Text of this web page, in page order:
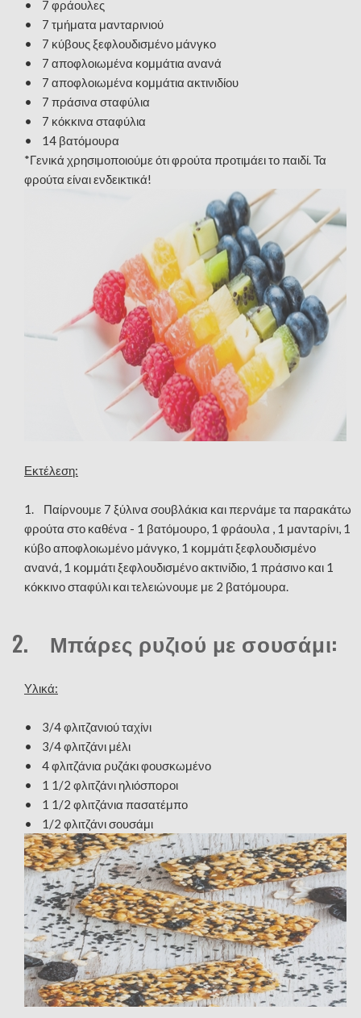
• 7 φράουλες
• 7 τμήματα μανταρινιού
• 7 κύβους ξεφλουδισμένο μάνγκο
• 7 αποφλοιωμένα κομμάτια ανανά
• 7 αποφλοιωμένα κομμάτια ακτινιδίου
• 7 πράσινα σταφύλια
• 7 κόκκινα σταφύλια
• 14 βατόμουρα
*Γενικά χρησιμοποιούμε ότι φρούτα προτιμάει το παιδί. Τα
φρούτα είναι ενδεικτικά!
Εκτέλεση:
1. Παίρνουμε 7 ξύλινα σουβλάκια και περνάμε τα παρακάτω
φρούτα στο καθένα - 1 βατόμουρο, 1 φράουλα , 1 μανταρίνι, 1
κύβο αποφλοιωμένο μάνγκο, 1 κομμάτι ξεφλουδισμένο
ανανά, 1 κομμάτι ξεφλουδισμένο ακτινίδιο, 1 πράσινο και 1
κόκκινο σταφύλι και τελειώνουμε με 2 βατόμουρα.
2. Μπάρες ρυζιού με σουσάμι:
Υλικά:
• 3/4 φλιτζανιού ταχίνι
• 3/4 φλιτζάνι μέλι
• 4 φλιτζάνια ρυζάκι φουσκωμένο
• 1 1/2 φλιτζάνι ηλιόσποροι
• 1 1/2 φλιτζάνια πασατέμπο
• 1/2 φλιτζάνι σουσάμι